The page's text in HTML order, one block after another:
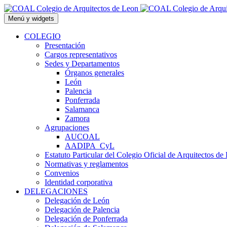
Saltar
al
contenido
Menú y widgets
COLEGIO
Presentación
Cargos representativos
Sedes y Departamentos
Órganos generales
León
Palencia
Ponferrada
Salamanca
Zamora
Agrupaciones
AUCOAL
AADIPA_CyL
Estatuto Particular del Colegio Oficial de Arquitectos de
Normativas y reglamentos
Convenios
Identidad corporativa
DELEGACIONES
Delegación de León
Delegación de Palencia
Delegación de Ponferrada